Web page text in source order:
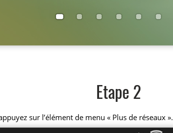
Etape 2
sur l’élément de menu « Plus de réseaux ».